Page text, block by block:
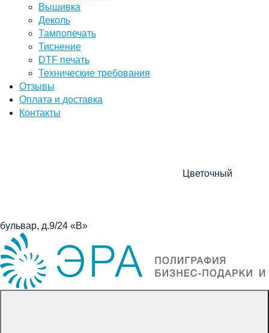
Вышивка
Деколь
Тампопечать
Тиснение
DTF печать
Технические требования
Отзывы
Оплата и доставка
Контакты
Цветочный
бульвар, д.9/24 «В»